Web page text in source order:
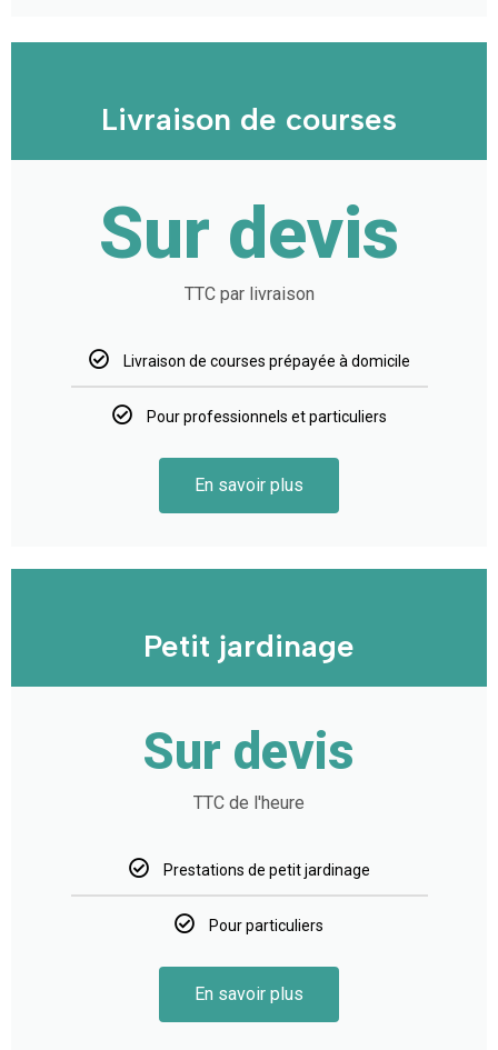
Livraison de courses
Sur devis
TTC par livraison
Livraison de courses prépayée à domicile
Pour professionnels et particuliers
En savoir plus
Petit jardinage
Sur devis
TTC de l'heure
Prestations de petit jardinage
Pour particuliers
En savoir plus